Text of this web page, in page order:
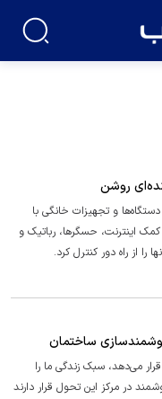
روشن
و تجهیزات خانگی با
اینترنت، حسگرها، رباتیک و
از راه دور کنترل کرد.
می‌دهد، سبک زندگی ما را
در مرکز این تحول قرار دارند